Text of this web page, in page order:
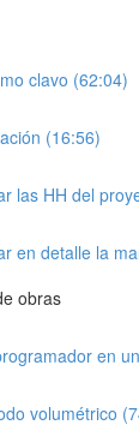
clavo (62:04)
(16:56)
las HH del
en detalle la
obras
en
volumétrico